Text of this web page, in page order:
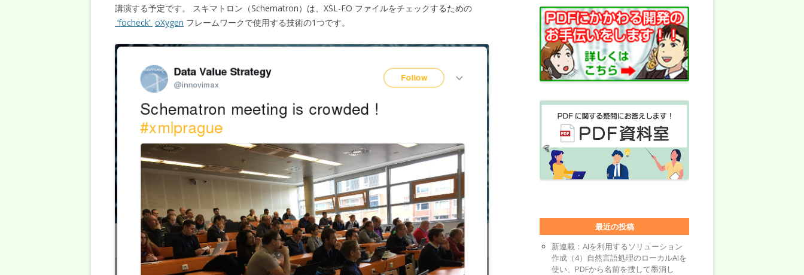
講演する予定です。 スキマトロン（Schematron）は、XSL-FO ファイルをチェックするための
‘focheck’ oXygen フレームワークで使用する技術の1つです。
最近の投稿
新連載：AIを利用するソリューション
作成（4）自然言語処理のローカルAIを
使い、PDFから名前を捜して墨消し